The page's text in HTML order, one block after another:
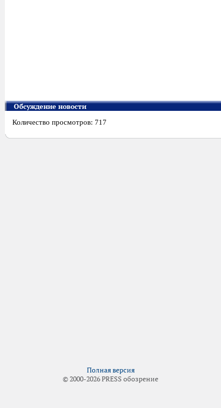
Обсуждение новости
Количество просмотров: 717
Полная версия
© 2000-2026 PRESS обозрение